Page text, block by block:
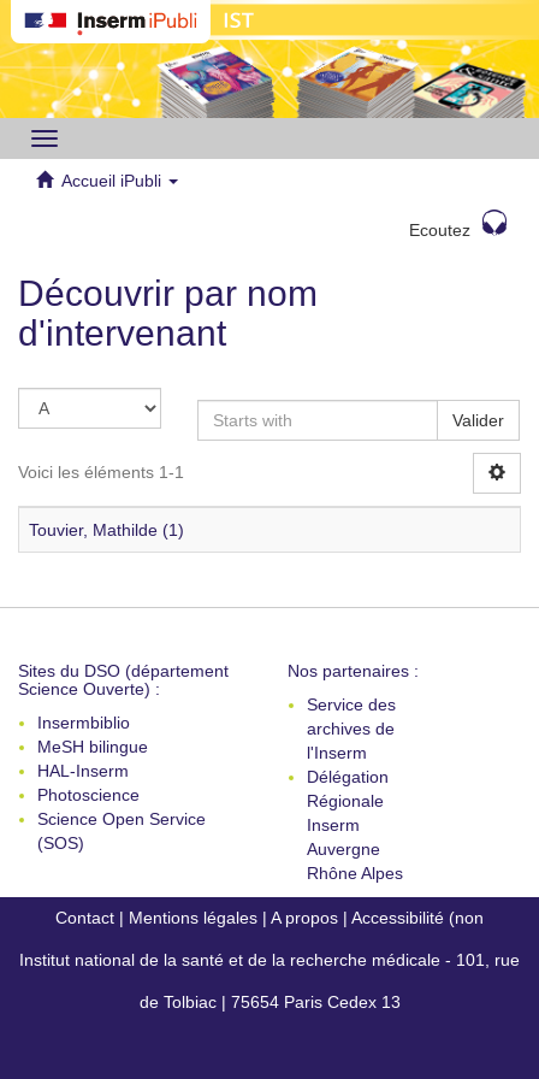
Toggle
navigation
Accueil iPubli
Ecoutez
Découvrir par nom
d'intervenant
Valider
Voici les éléments 1-1
Touvier, Mathilde (1)
Sites du DSO (département
Science Ouverte) :
Insermbiblio
MeSH bilingue
HAL-Inserm
Photoscience
Science Open Service
(SOS)
Nos partenaires :
Service des
archives de
l'Inserm
Délégation
Régionale
Inserm
Auvergne
Rhône Alpes
Contact | Mentions légales | A propos | Accessibilité (non
conforme)
Institut national de la santé et de la recherche médicale - 101, rue
de Tolbiac | 75654 Paris Cedex 13